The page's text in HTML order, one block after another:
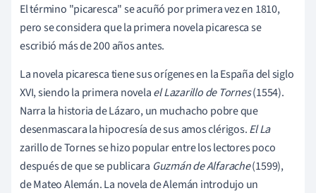
El término "picaresca" se acuñó por primera vez en 1810,
pero se considera que la primera novela picaresca se
escribió más de 200 años antes.
La novela picaresca tiene sus orígenes en la España del siglo
XVI, siendo la primera novelael Lazarillo de Tornes(1554).
Narra la historia de Lázaro, un muchacho pobre que
desenmascara la hipocresía de sus amos clérigos.El La
zarillo de Tornes se hizo popular entre los lectores poco
después de que se publicara Guzmán de Alfarache(1599),
de Mateo Alemán. La novela de Alemán introdujo un